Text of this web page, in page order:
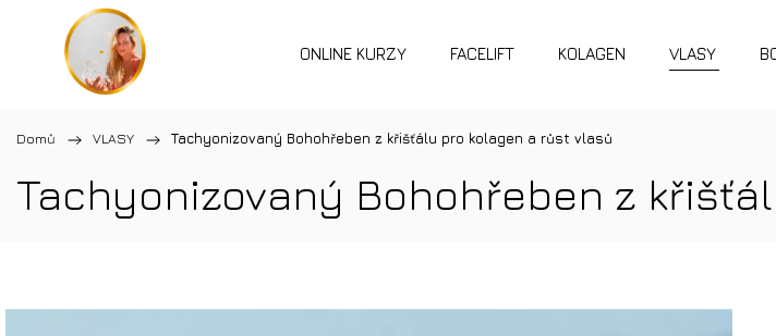
ONLINE KURZY FACELIFT KOLAGEN VLASY
Domů / VLASY / Tachyonizovaný Bohohřeben z křišťálu pro kolagen a růst vlasů
Tachyonizovaný Bohohřeben z